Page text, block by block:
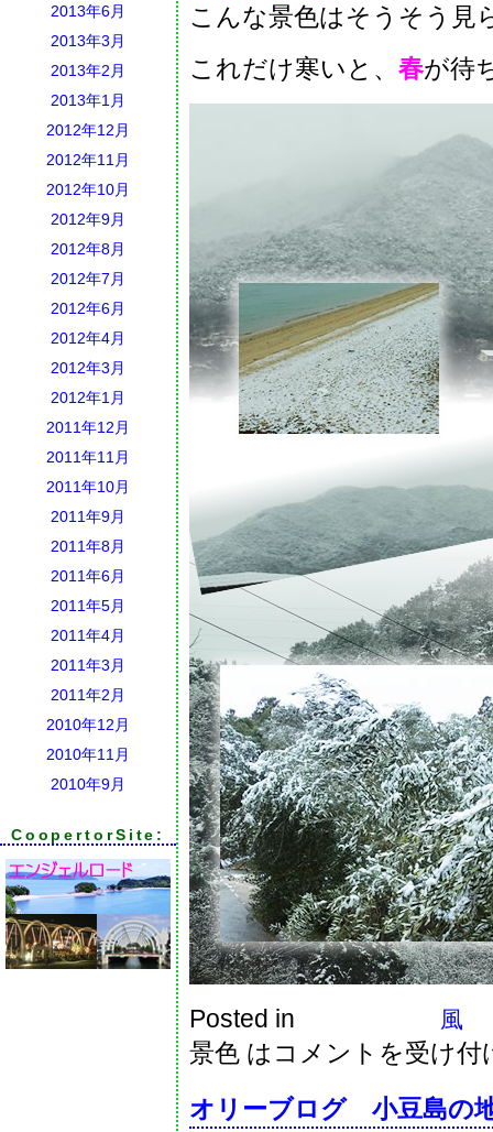
2013年6月
2013年3月
2013年2月
2013年1月
2012年12月
2012年11月
2012年10月
2012年9月
2012年8月
2012年7月
2012年6月
2012年4月
2012年3月
2012年1月
2011年12月
2011年11月
2011年10月
2011年9月
2011年8月
2011年6月
2011年5月
2011年4月
2011年3月
2011年2月
2010年12月
2010年11月
2010年9月
CoopertorSite:
こんな景色はそうそう見
これだけ寒いと、 春が待
Posted in 風
景色 は コメントを受け付
オリーブログ 小豆島の